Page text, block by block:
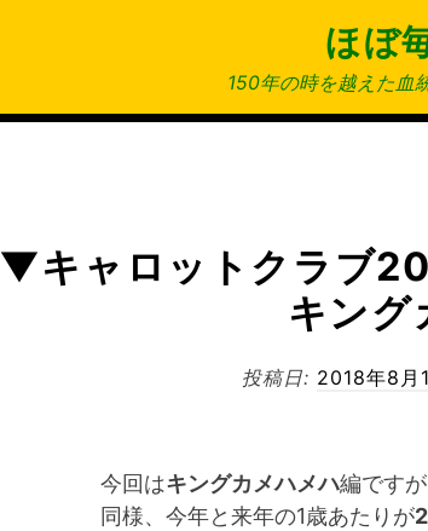
ほぼ
150年の時を越えた血
▼キャロットクラブ
キング
投稿日: 2018年8月
今回はキングカメハメハ編です
同様、今年と来年の1歳あたりが